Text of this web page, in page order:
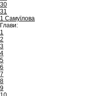
30
31
1 Самуїлова
Глави:
1
2
3
4
5
6
7
8
9